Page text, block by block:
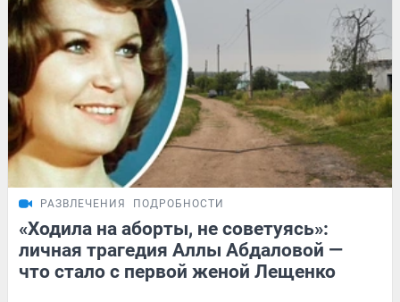
РАЗВЛЕЧЕНИЯ ПОДРОБНОСТИ
«Ходила на аборты, не советуясь»:
личная трагедия Аллы Абдаловой —
что стало с первой женой Лещенко